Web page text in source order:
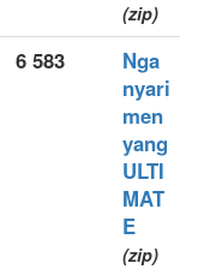
(zip)
6 583
Nga
nyari
men
yang
ULTI
MAT
E
(zip)